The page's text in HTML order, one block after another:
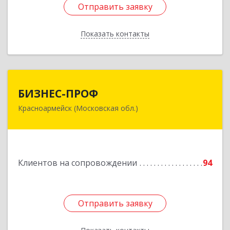
Отправить заявку
Показать контакты
Отправить заявку
Назад
БИЗНЕС-ПРОФ
Красноармейск (Московская обл.)
Клиентов на сопровождении 94
Отправить заявку
141290, Московская обл, Красноармейск г,
Отправить заявку